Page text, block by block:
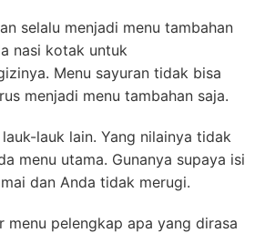
selalu menjadi menu tambahan
nasi kotak untuk
Menu sayuran tidak bisa
menjadi menu tambahan saja.
lauk lain. Yang nilainya tidak
menu utama. Gunanya supaya isi
dan Anda tidak merugi.
menu pelengkap apa yang dirasa